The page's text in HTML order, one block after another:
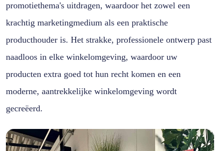
promotiethema's uitdragen, waardoor het zowel een
krachtig marketingmedium als een praktische
producthouder is. Het strakke, professionele ontwerp past
naadloos in elke winkelomgeving, waardoor uw
producten extra goed tot hun recht komen en een
moderne, aantrekkelijke winkelomgeving wordt
gecreëerd.